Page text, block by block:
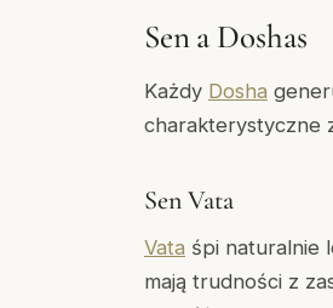
Sen a Doshas
Każdy Dosha
charakterystyczne
Sen Vata
Vata śpi naturalnie
mają trudności z